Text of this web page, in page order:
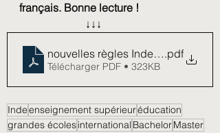
français. Bonne lecture !
                        ↓↓↓
nouvelles règles Inde Doubles
.pdf
Télécharger PDF • 323KB
Indeenseignement supérieuréducation
grandes écolesinternational BachelorMaster